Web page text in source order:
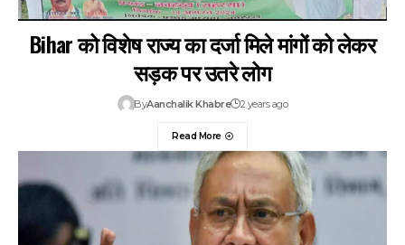
Bihar को विशेष राज्य का दर्जा मिले मांगों को लेकर
सड़क पर उतरे लोग
ByAanchalik Khabre 2 years ago
Read More